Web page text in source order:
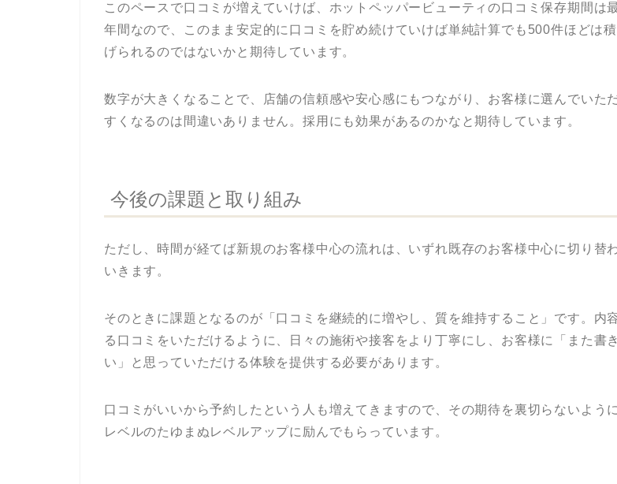
このペースで口コミが増えていけば、ホットペッパービューティの口コミ保存期間は
年間なので、このまま安定的に口コミを貯め続けていけば単純計算でも500件ほどは
げられるのではないかと期待しています。
数字が大きくなることで、店舗の信頼感や安心感にもつながり、お客様に選んでいた
すくなるのは間違いありません。採用にも効果があるのかなと期待しています。
今後の課題と取り組み
ただし、時間が経てば新規のお客様中心の流れは、いずれ既存のお客様中心に切り替
いきます。
そのときに課題となるのが「口コミを継続的に増やし、質を維持すること」です。内
る口コミをいただけるように、日々の施術や接客をより丁寧にし、お客様に「また書
い」と思っていただける体験を提供する必要があります。
口コミがいいから予約したという人も増えてきますので、その期待を裏切らないよう
レベルのたゆまぬレベルアップに励んでもらっています。